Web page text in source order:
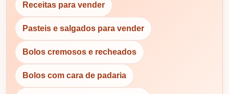
Receitas para vender
Pasteis e salgados para vender
Bolos cremosos e recheados
Bolos com cara de padaria